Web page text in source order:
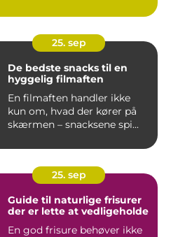
25. sep
De bedste snacks til en
hyggelig filmaften
En filmaften handler ikke
kun om, hvad der kører på
skærmen – snacksene spi...
25. sep
Guide til naturlige frisurer
der er lette at vedligeholde
En god frisure behøver ikke